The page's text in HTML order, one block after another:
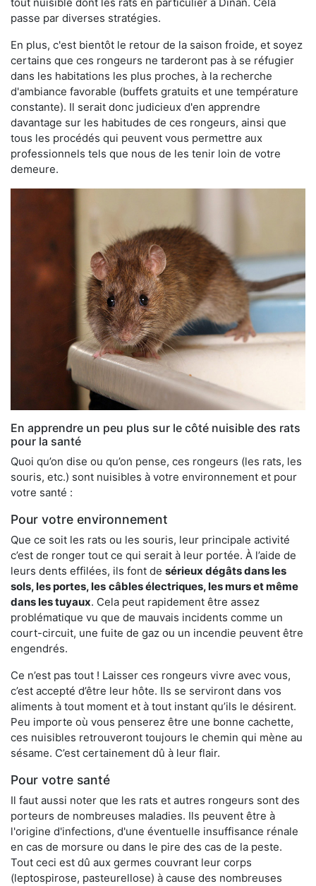
passe par diverses stratégies.
En plus, c'est bientôt le retour de la saison froide, et soyez
certains que ces rongeurs ne tarderont pas à se réfugier
dans les habitations les plus proches, à la recherche
d'ambiance favorable (buffets gratuits et une température
constante). Il serait donc judicieux d'en apprendre
davantage sur les habitudes de ces rongeurs, ainsi que
tous les procédés qui peuvent vous permettre aux
professionnels tels que nous de les tenir loin de votre
demeure.
En apprendre un peu plus sur le côté nuisible des rats
pour la santé
Quoi qu’on dise ou qu’on pense, ces rongeurs (les rats, les
souris, etc.) sont nuisibles à votre environnement et pour
votre santé :
Pour votre environnement
Que ce soit les rats ou les souris, leur principale activité
c’est de ronger tout ce qui serait à leur portée. À l’aide de
leurs dents effilées, ils font de sérieux dégâts dans les
sols, les portes, les câbles électriques, les murs et même
dans les tuyaux. Cela peut rapidement être assez
problématique vu que de mauvais incidents comme un
court-circuit, une fuite de gaz ou un incendie peuvent être
engendrés.
Ce n’est pas tout ! Laisser ces rongeurs vivre avec vous,
c’est accepté d’être leur hôte. Ils se serviront dans vos
aliments à tout moment et à tout instant qu’ils le désirent.
Peu importe où vous penserez être une bonne cachette,
ces nuisibles retrouveront toujours le chemin qui mène au
sésame. C’est certainement dû à leur flair.
Pour votre santé
Il faut aussi noter que les rats et autres rongeurs sont des
porteurs de nombreuses maladies. Ils peuvent être à
l'origine d'infections, d'une éventuelle insuffisance rénale
en cas de morsure ou dans le pire des cas de la peste.
Tout ceci est dû aux germes couvrant leur corps
(leptospirose, pasteurellose) à cause des nombreuses